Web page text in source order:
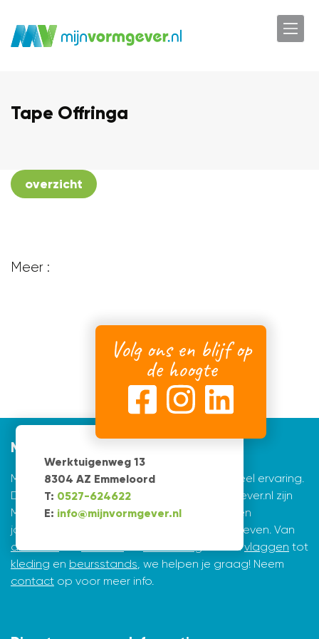
Tape Offringa
overzicht
Meer :
Werktuigenweg 13
8304 AZ Emmeloord
T: 0527-624622
E: info@mijnvormgever.nl
Volg ons en blijf op
de hoogte
Mijnvormgever
Mijnvormgever.nl: een grafisch bedrijf met veel ervaring.
De creatieve ontwerpers achter Mijnvormgever.nl zijn
Marius de Vries en Erik Tijsma. Beiden hebben
jarenlange ervaring in ontwerpen en vormgeven. Van
drukwerk
en vanvlaggen tot
kleding en beursstands, we helpen je graag! Neem
contact op voor meer info.